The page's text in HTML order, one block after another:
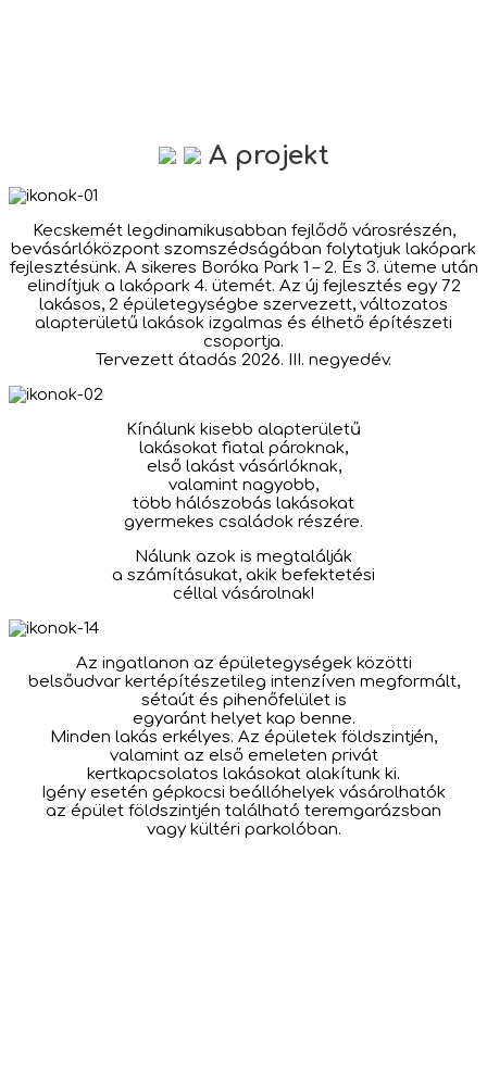
A projekt
Kecskemét legdinamikusabban fejlődő városrészén,
bevásárlóközpont szomszédságában folytatjuk lakópark
fejlesztésünk. A sikeres Boróka Park 1 – 2. És 3. üteme után
elindítjuk a lakópark 4. ütemét. Az új fejlesztés egy 72
lakásos, 2 épületegységbe szervezett, változatos
alapterületű lakások izgalmas és élhető építészeti
csoportja.
Tervezett átadás 2026. III. negyedév.
Kínálunk kisebb alapterületű
lakásokat fiatal pároknak,
első lakást vásárlóknak,
valamint nagyobb,
több hálószobás lakásokat
gyermekes családok részére.
Nálunk azok is megtalálják
a számításukat, akik befektetési
céllal vásárolnak!
Az ingatlanon az épületegységek közötti
belsőudvar kertépítészetileg intenzíven megformált,
sétaút és pihenőfelület is
egyaránt helyet kap benne.
Minden lakás erkélyes. Az épületek földszintjén,
valamint az első emeleten privát
kertkapcsolatos lakásokat alakítunk ki.
Igény esetén gépkocsi beállóhelyek vásárolhatók
az épület földszintjén található teremgarázsban
vagy kültéri parkolóban.